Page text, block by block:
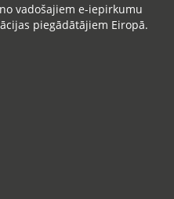
vadošajiem e-iepirkumu
piegādātājiem Eiropā.